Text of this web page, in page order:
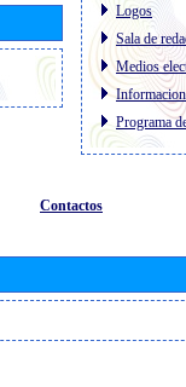
Logos
Sala de
Medios
Programa
Contactos